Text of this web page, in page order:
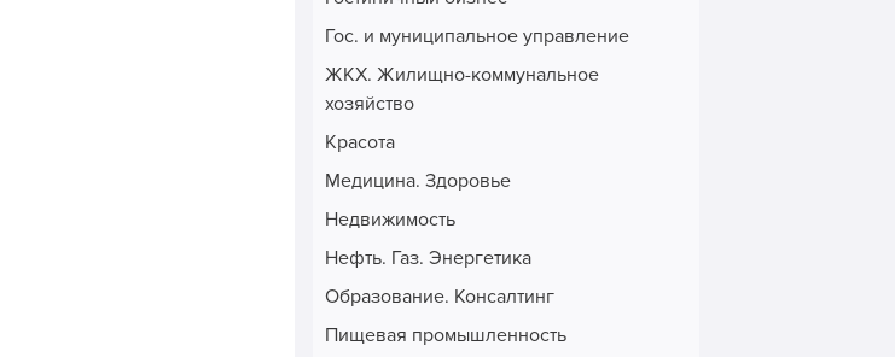
Гос. и муниципальное управление
ЖКХ. Жилищно-коммунальное
хозяйство
Красота
Медицина. Здоровье
Недвижимость
Нефть. Газ. Энергетика
Образование. Консалтинг
Пищевая промышленность